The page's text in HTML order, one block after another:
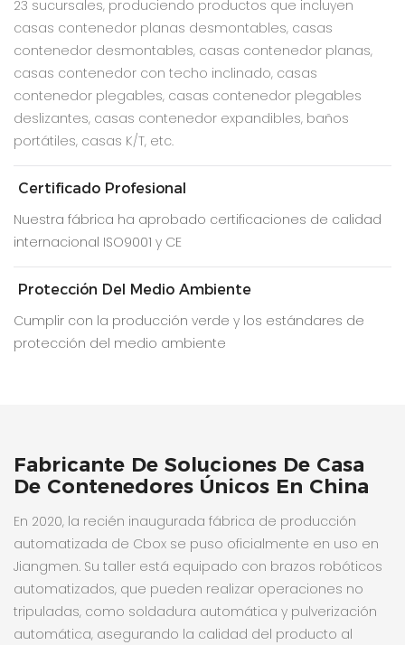
23 sucursales, produciendo productos que incluyen
casas contenedor planas desmontables, casas
contenedor desmontables, casas contenedor planas,
casas contenedor con techo inclinado, casas
contenedor plegables, casas contenedor plegables
deslizantes, casas contenedor expandibles, baños
portátiles, casas K/T, etc.
Certificado Profesional
Nuestra fábrica ha aprobado certificaciones de calidad
internacional ISO9001 y CE
Protección Del Medio Ambiente
Cumplir con la producción verde y los estándares de
protección del medio ambiente
Fabricante De Soluciones De Casa
De Contenedores Únicos En China
En 2020, la recién inaugurada fábrica de producción
automatizada de Cbox se puso oficialmente en uso en
Jiangmen. Su taller está equipado con brazos robóticos
automatizados, que pueden realizar operaciones no
tripuladas, como soldadura automática y pulverización
automática, asegurando la calidad del producto al